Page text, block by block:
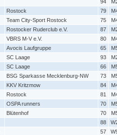
94
Rostock 79
Team City-Sport Rostock 75
Rostocker Ruderclub e.V. 87
VBRS M-V e.V. 80
Avocis Laufgruppe 65
SC Laage 93
SC Laage 66
BSG Sparkasse Mecklenburg-NW 73
KKV Kritzmow 84
Rostock 81
OSPA runners 70
Blütenhof 70
88
57